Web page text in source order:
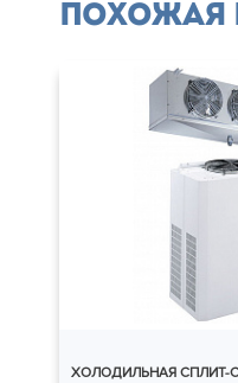
Похожая
ХОЛОДИЛЬНАЯ СПЛИТ-